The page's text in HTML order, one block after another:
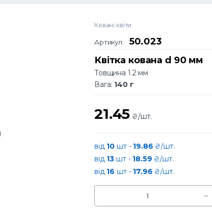
Ковані квіти
Артикул:
50.023
Квітка кована d 90 мм
Товщина 1.2 мм
Вага: 140 г
21.45 ₴/шт.
від 10 шт - 19.86 ₴/шт.
від 13 шт - 18.59 ₴/шт.
від 16 шт - 17.96 ₴/шт.